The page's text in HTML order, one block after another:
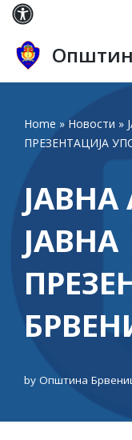
Skip
to
content
Home » Новости »
ПРЕЗЕНТАЦИЈА
ЈАВНА
ЈАВНА
by Општина